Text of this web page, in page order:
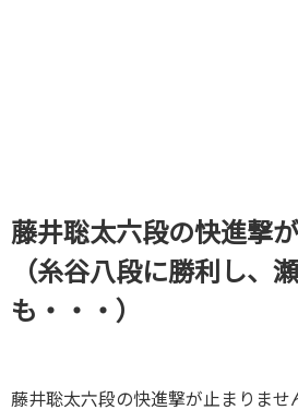
藤井聡太六段の快進撃
（糸谷八段に勝利し、
も・・・）
藤井聡太六段の快進撃が止まりませ